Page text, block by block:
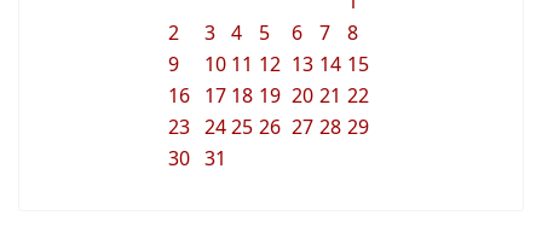
2
3 4 5 6 7
8
9
10 11 12 13 14 15
16
17 18 19 20 21 22
23 24 25 26 27 28 29
30 31